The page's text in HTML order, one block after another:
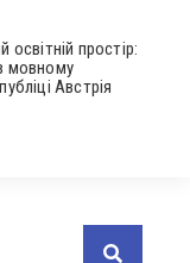
освітній простір:
мовному
Австрія